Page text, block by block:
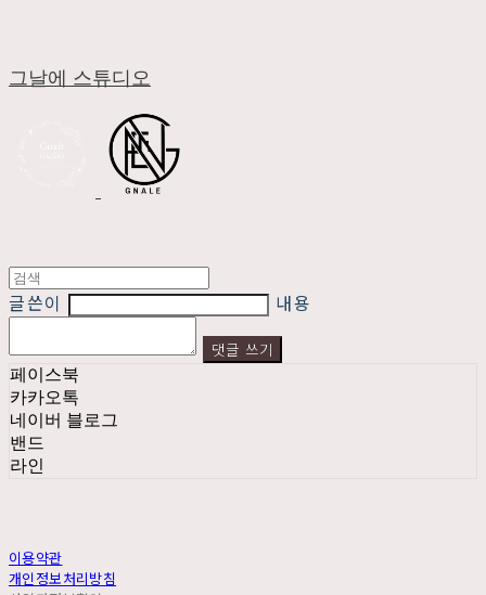
그날에 스튜디오
글쓴이 내용
댓글 쓰기
페이스북
카카오톡
네이버 블로그
밴드
라인
이용약관
개인정보처리방침